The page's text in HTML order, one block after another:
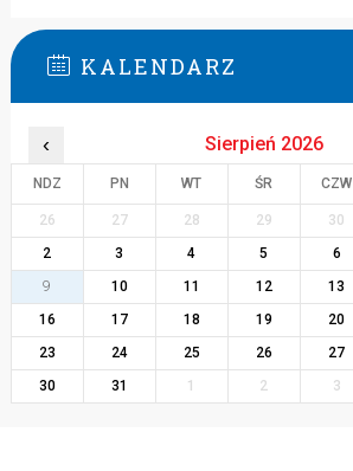
KALENDARZ
‹ Sierpień 2026
NDZ PN WT ŚR CZW
26 27 28 29 30
2
3 4 5 6
9
10 11 12 13
16
17 18 19 20
23
24 25 26 27
30
31 1 2 3